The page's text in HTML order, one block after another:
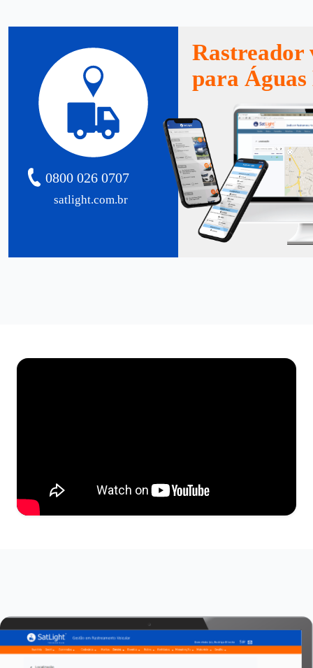
satlight.com.br
0800 026 0707
Rastreador
para Águas